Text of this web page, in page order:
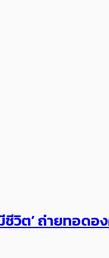
วิต’ ถ่ายทอด